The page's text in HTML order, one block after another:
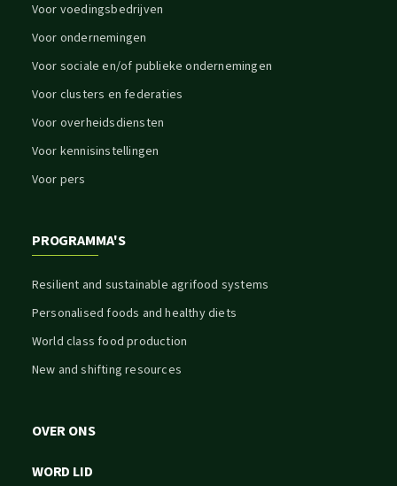
Voor voedingsbedrijven
Voor ondernemingen
Voor sociale en/of publieke ondernemingen
Voor clusters en federaties
Voor overheidsdiensten
Voor kennisinstellingen
Voor pers
PROGRAMMA'S
Resilient and sustainable agrifood systems
Personalised foods and healthy diets
World class food production
New and shifting resources
OVER ONS
WORD LID